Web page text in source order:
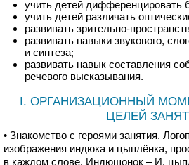
учить детей дифференцировать
учить детей различать
развивать зрительно-
развивать навыки звукового,
и синтеза;
развивать навык составления
речевого высказывания.
I. ОРГАНИЗАЦИОННЫЙ
ЦЕЛЕЙ
• Знакомство с героями занятия.
изображения индюка и цыплёнка,
в каждом слове. Индюшонок – И,